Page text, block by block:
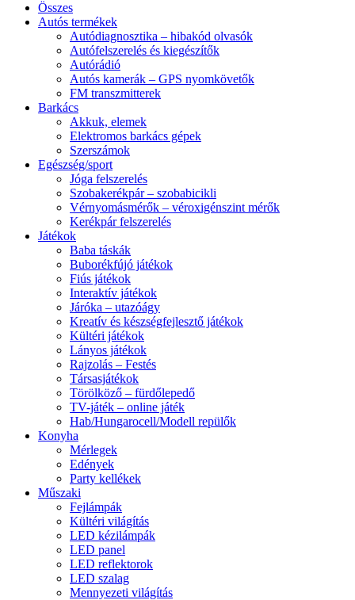
Összes
Autós termékek
Autódiagnosztika – hibakód olvasók
Autófelszerelés és kiegészítők
Autórádió
Autós kamerák – GPS nyomkövetők
FM transzmitterek
Barkács
Akkuk, elemek
Elektromos barkács gépek
Szerszámok
Egészség/sport
Jóga felszerelés
Szobakerékpár – szobabicikli
Vérnyomásmérők – véroxigénszint mérők
Kerékpár felszerelés
Játékok
Baba táskák
Buborékfújó játékok
Fiús játékok
Interaktív játékok
Járóka – utazóágy
Kreatív és készségfejlesztő játékok
Kültéri játékok
Lányos játékok
Rajzolás – Festés
Társasjátékok
Törölköző – fürdőlepedő
TV-játék – online játék
Hab/Hungarocell/Modell repülők
Konyha
Mérlegek
Edények
Party kellékek
Műszaki
Fejlámpák
Kültéri világítás
LED kézilámpák
LED panel
LED reflektorok
LED szalag
Mennyezeti világítás